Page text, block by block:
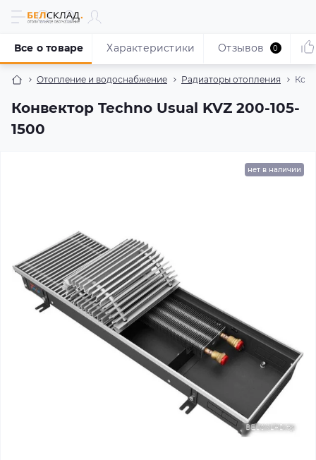
Отопление и водоснабжение Радиаторы отопления
Конвектор Techno Usual KVZ 200-105-
1500
Все о товаре Характеристики Отзывов 0
нет в наличии